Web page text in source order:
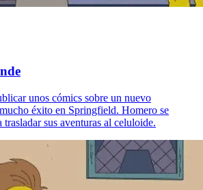
unos cómics sobre un nuevo
éxito en Springfield. Homero se
trasladar sus aventuras al celuloide.